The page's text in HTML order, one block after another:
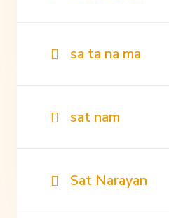
sa ta na ma
sat nam
Sat Narayan